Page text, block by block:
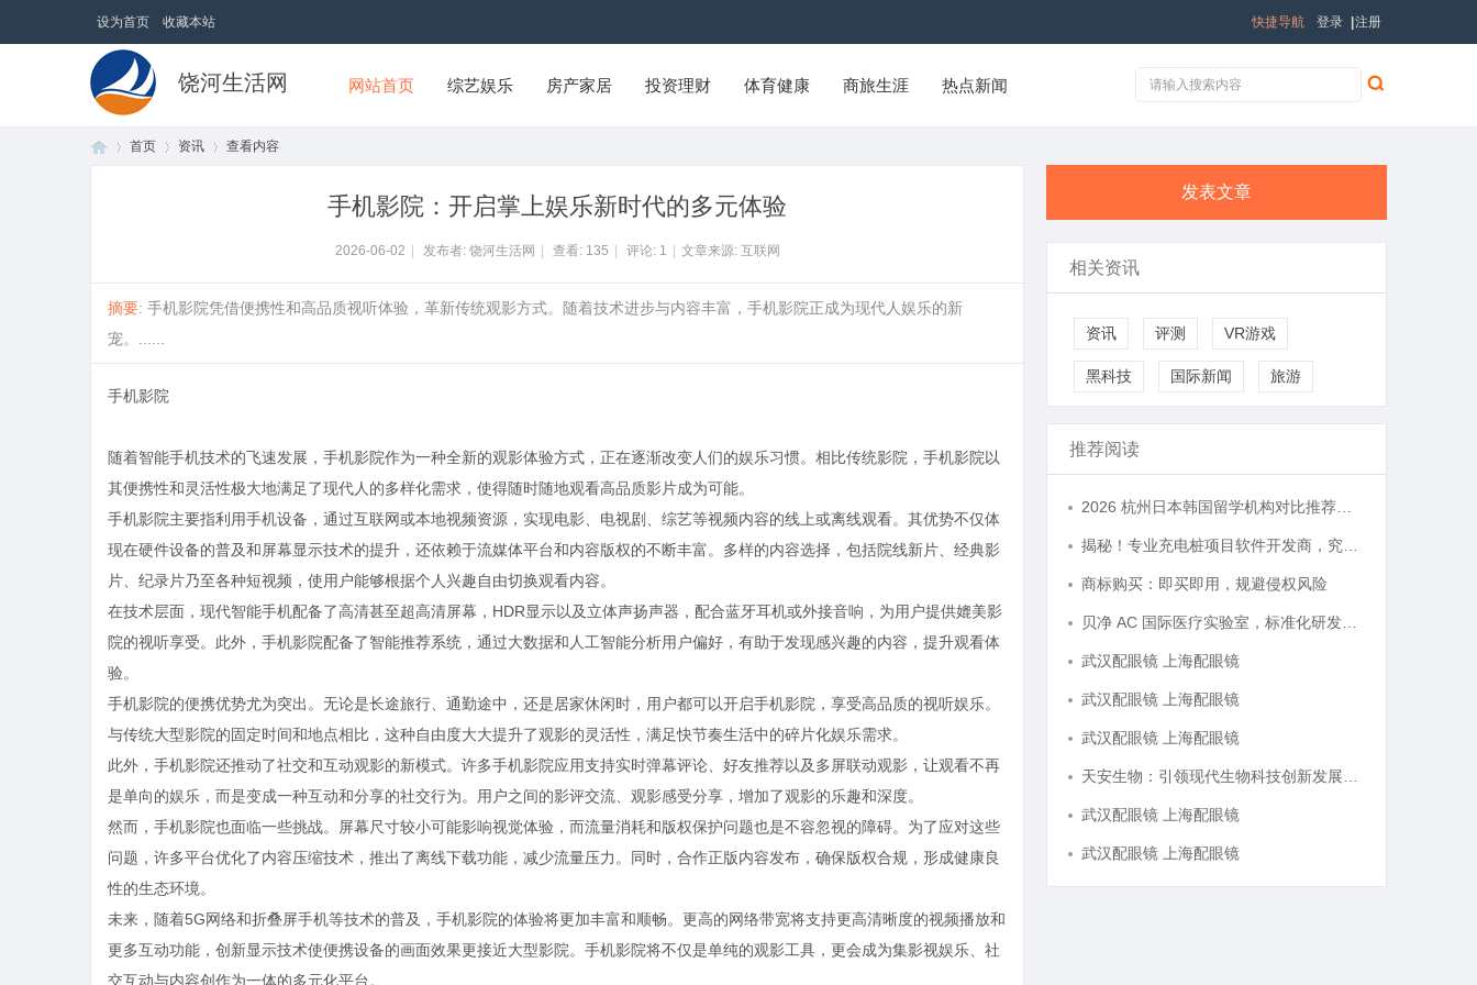
设为首页 收藏本站 登录 注册
快捷导航
饶河生活网 网站首页 综艺娱乐 房产家居 投资理财 体育健康 商旅生涯 热点新闻
首页 资讯 查看内容
手机影院：开启掌上娱乐新时代的多元体验
2026-06-02 发布者: 饶河生活网 查看: 135 评论: 1 文章来源: 互联网
摘要: 手机影院凭借便携性和高品质视听体验，革新传统观影方式。随着技术进步与内容丰富，手机影院正成为现代人娱乐的新
宠。......
手机影院
随着智能手机技术的飞速发展，手机影院作为一种全新的观影体验方式，正在逐渐改变人们的娱乐习惯。相比传统影院，手机影院以
其便携性和灵活性极大地满足了现代人的多样化需求，使得随时随地观看高品质影片成为可能。
手机影院主要指利用手机设备，通过互联网或本地视频资源，实现电影、电视剧、综艺等视频内容的线上或离线观看。其优势不仅体
现在硬件设备的普及和屏幕显示技术的提升，还依赖于流媒体平台和内容版权的不断丰富。多样的内容选择，包括院线新片、经典影
片、纪录片乃至各种短视频，使用户能够根据个人兴趣自由切换观看内容。
在技术层面，现代智能手机配备了高清甚至超高清屏幕，HDR显示以及立体声扬声器，配合蓝牙耳机或外接音响，为用户提供媲美影
院的视听享受。此外，手机影院配备了智能推荐系统，通过大数据和人工智能分析用户偏好，有助于发现感兴趣的内容，提升观看体
验。
手机影院的便携优势尤为突出。无论是长途旅行、通勤途中，还是居家休闲时，用户都可以开启手机影院，享受高品质的视听娱乐。
与传统大型影院的固定时间和地点相比，这种自由度大大提升了观影的灵活性，满足快节奏生活中的碎片化娱乐需求。
此外，手机影院还推动了社交和互动观影的新模式。许多手机影院应用支持实时弹幕评论、好友推荐以及多屏联动观影，让观看不再
是单向的娱乐，而是变成一种互动和分享的社交行为。用户之间的影评交流、观影感受分享，增加了观影的乐趣和深度。
然而，手机影院也面临一些挑战。屏幕尺寸较小可能影响视觉体验，而流量消耗和版权保护问题也是不容忽视的障碍。为了应对这些
问题，许多平台优化了内容压缩技术，推出了离线下载功能，减少流量压力。同时，合作正版内容发布，确保版权合规，形成健康良
性的生态环境。
未来，随着5G网络和折叠屏手机等技术的普及，手机影院的体验将更加丰富和顺畅。更高的网络带宽将支持更高清晰度的视频播放和
更多互动功能，创新显示技术使便携设备的画面效果更接近大型影院。手机影院将不仅是单纯的观影工具，更会成为集影视娱乐、社
交互动与内容创作为一体的多元化平台。
发表文章
相关资讯
资讯 评测 VR游戏
黑科技 国际新闻 旅游
推荐阅读
商标购买：即买即用，规避侵权风险
武汉配眼镜 上海配眼镜
武汉配眼镜 上海配眼镜
武汉配眼镜 上海配眼镜
武汉配眼镜 上海配眼镜
武汉配眼镜 上海配眼镜